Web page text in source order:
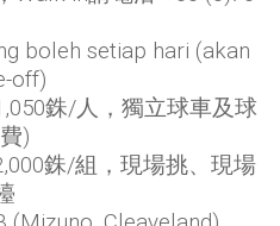
boleh setiap hari (akan
off)
銖/人，獨立球車及球
)
銖/組，現場挑、現場